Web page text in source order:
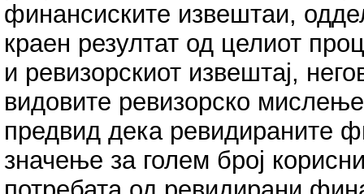
финансиските извештаи,
краен резултат од целиот
и ревизорскиот извештај,
видовите ревизорско
предвид дека ревидираните
значење за голем број